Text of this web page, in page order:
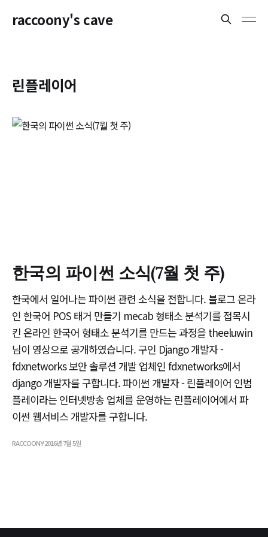
raccoony's cave
린플레이어
한국의 파이썬 소식(7월 첫 주)
한국에서 일어나는 파이썬 관련 소식을 전합니다. 블로그 온라
인 한국어 POS 태거 만들기 mecab 형태소 분석기를 접목시
킨 온라인 한국어 형태소 분석기를 만드는 과정을 theeluwin
님이 영상으로 공개하였습니다. 구인 Django 개발자 -
fdxnetworks 보안 솔루션 개발 업체인 fdxnetworks에서
django 개발자를 구합니다. 파이썬 개발자 - 린플레이어 인범
플레이라는 인터넷방송 업체를 운영하는 린플레이어에서 파
이썬 웹서비스 개발자를 구합니다.
RACCOONY2016년 7월 5일